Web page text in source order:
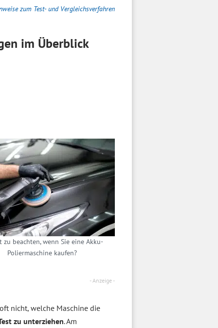
zum Test- und Vergleichsverfahren
im Überblick
zu beachten, wenn Sie eine Akku-
Poliermaschine kaufen?
- Anzeige -
nicht, welche Maschine die
zu unterziehen. Am